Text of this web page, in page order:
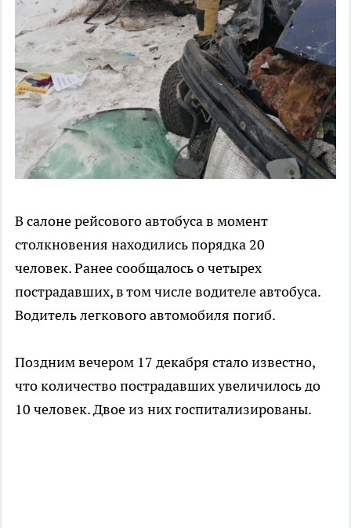
В салоне рейсового автобуса в момент
столкновения находились порядка 20
человек. Ранее сообщалось о четырех
пострадавших, в том числе водителе автобуса.
Водитель легкового автомобиля погиб.
Поздним вечером 17 декабря стало известно,
что количество пострадавших увеличилось до
10 человек. Двое из них госпитализированы.